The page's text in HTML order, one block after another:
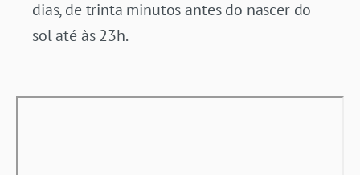
dias, de trinta minutos antes do nascer do
sol até às 23h.